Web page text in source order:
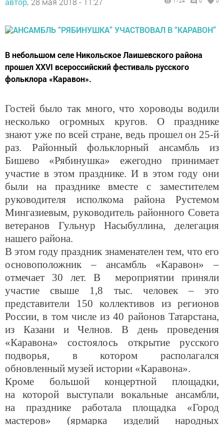
В небольшом селе Никольское Лаишевского района
прошел XXVI всероссийский фестиваль русского
фольклора «Каравон».
Гостей было так много, что хороводы водили
несколько огромных кругов. О празднике
знают уже по всей стране, ведь прошел он 25-й
раз. Районный фольклорный ансамбль из
Бишево «Рябинушка» ежегодно принимает
участие в этом празднике. И в этом году они
были на празднике вместе с заместителем
руководителя исполкома района Рустемом
Мингазиевым, руководитель районного Совета
ветеранов Гульнур Насыбуллина, делегация
нашего района.
В этом году праздник знаменателен тем, что его
основоположник – ансамбль «Каравон» –
отмечает 30 лет. В мероприятии приняли
участие свыше 1,8 тыс. человек – это
представители 150 коллективов из регионов
России, в том числе из 40 районов Татарстана,
из Казани и Челнов. В день проведения
«Каравона» состоялось открытие русского
подворья, в котором располагался
обновленный музей истории «Каравона».
Кроме большой концертной площадки,
на которой выступали вокальные ансамбли,
на празднике работала площадка «Город
мастеров» (ярмарка изделий народных